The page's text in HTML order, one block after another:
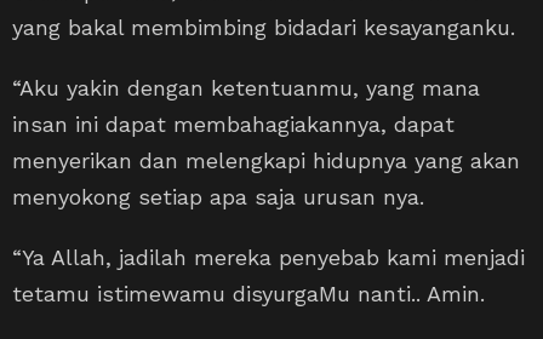
yang bakal membimbing bidadari kesayanganku.
“Aku yakin dengan ketentuanmu, yang mana
insan ini dapat membahagiakannya, dapat
menyerikan dan melengkapi hidupnya yang akan
menyokong setiap apa saja urusan nya.
“Ya Allah, jadilah mereka penyebab kami menjadi
tetamu istimewamu disyurgaMu nanti.. Amin.